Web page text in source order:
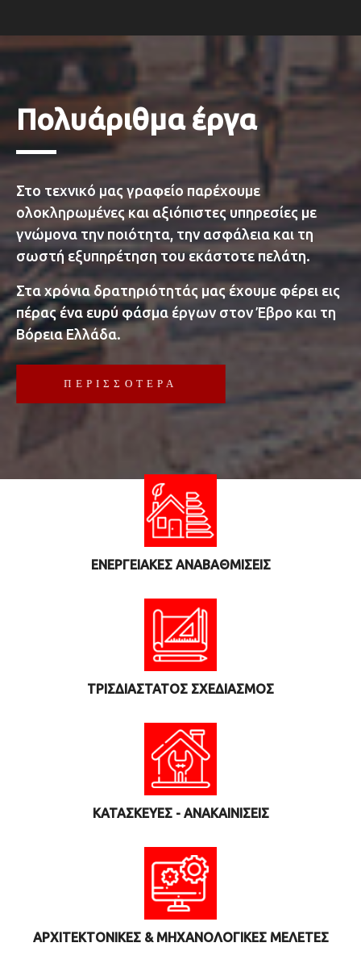
Πολυάριθμα έργα
Στο τεχνικό μας γραφείο παρέχουμε
ολοκληρωμένες και αξιόπιστες υπηρεσίες με
γνώμονα την ποιότητα, την ασφάλεια και τη
σωστή εξυπηρέτηση του εκάστοτε πελάτη.
Στα χρόνια δρατηριότητάς μας έχουμε φέρει εις
πέρας ένα ευρύ φάσμα έργων στον Έβρο και τη
Βόρεια Ελλάδα.
ΠΕΡΙΣΣΟΤΕΡΑ
ΕΝΕΡΓΕΙΑΚΕΣ ΑΝΑΒΑΘΜΙΣΕΙΣ
ΤΡΙΣΔΙΑΣΤΑΤΟΣ ΣΧΕΔΙΑΣΜΟΣ
ΚΑΤΑΣΚΕΥΕΣ - ΑΝΑΚΑΙΝΙΣΕΙΣ
ΑΡΧΙΤΕΚΤΟΝΙΚΕΣ & ΜΗΧΑΝΟΛΟΓΙΚΕΣ ΜΕΛΕΤΕΣ